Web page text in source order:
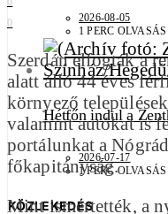
2026-08-05
1 PERC OLVASÁS
Hétfőn indul a
2026-07-17
1 PERC OLVASÁS
KÖZLEKEDÉS
0
Szerdán elfogták a
alatt álló 44 éves
környező
valamint autókat is
portálunkat a
főkapitányság.
Mint ismertették, a